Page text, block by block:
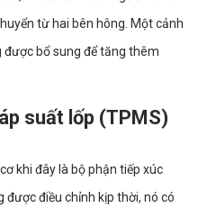
từ hai bên hông. Một cảnh
bổ sung để tăng thêm
suất lốp (TPMS)
khi đây là bộ phận tiếp xúc
điều chỉnh kịp thời, nó có